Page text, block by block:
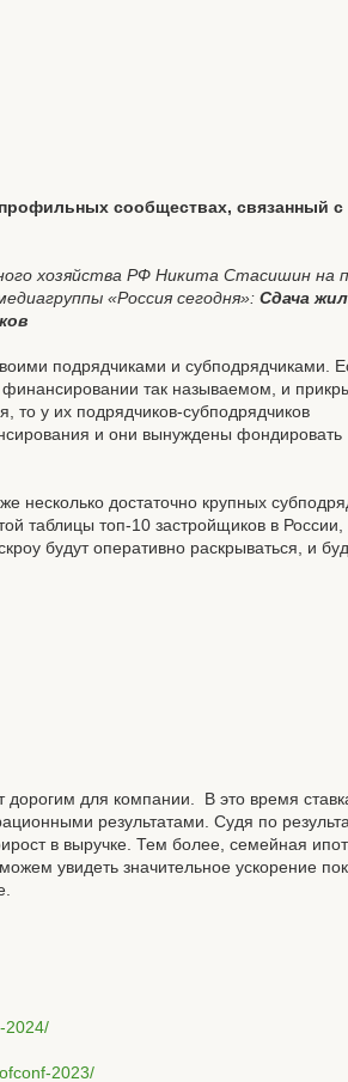
сообществах, связанный с
хозяйства РФ Никита Стасишин на
«Россия сегодня»:Сдача
подрядчиками и субподрядчиками.
так называемом, и
то у их подрядчиков-субподрядчиков
и они вынуждены фондировать
достаточно крупных
таблицы топ-10 застройщиков в
будут оперативно раскрываться, и
для компании. В это время
результатами. Судя по
в выручке. Тем более, семейная
увидеть значительное ускорение
2024/
2023/